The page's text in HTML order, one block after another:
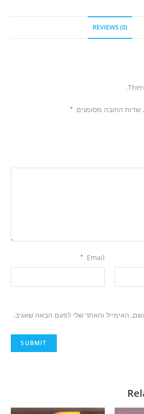
REVIEWS (0)
שדות החובה מסומנים *
Email
*
האימייל והאתר שלי לפעם הבאה שאגיב.